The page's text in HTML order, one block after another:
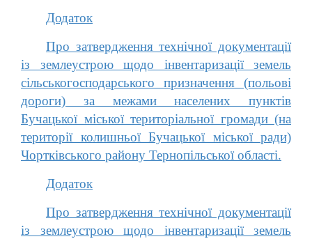
Додаток
Про затвердження технічної документації
із землеустрою щодо інвентаризації земель
сільськогосподарського призначення (польові
дороги) за межами населених пунктів
Бучацької міської територіальної громади (на
території колишньої Бучацької міської ради)
Чортківського району Тернопільської області.
Додаток
Про затвердження технічної документації
із землеустрою щодо інвентаризації земель